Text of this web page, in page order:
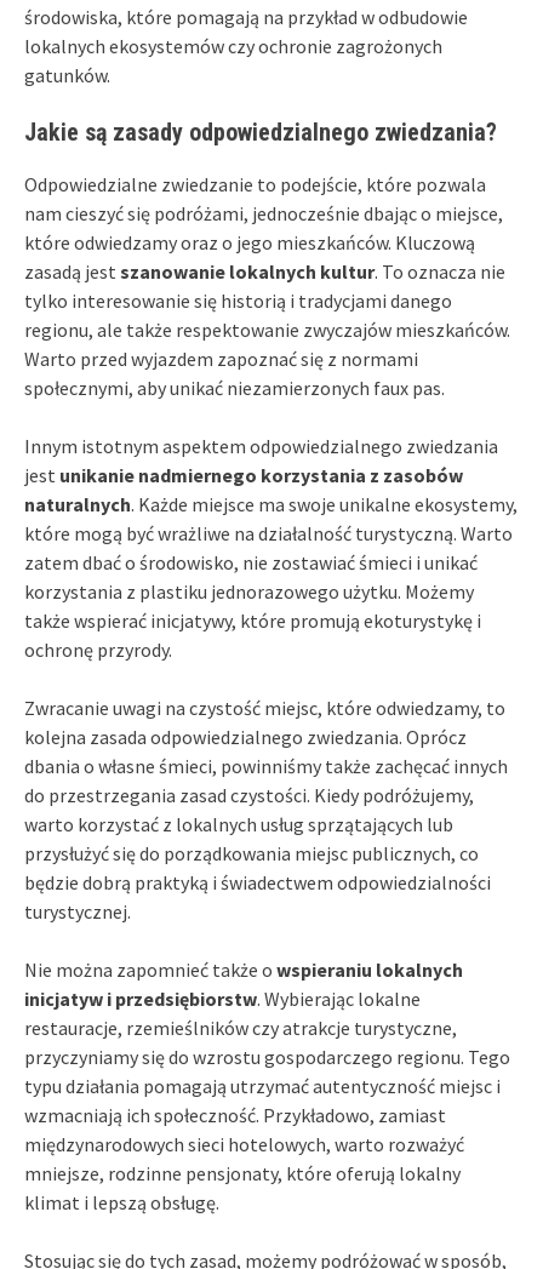
środowiska, które pomagają na przykład w odbudowie
lokalnych ekosystemów czy ochronie zagrożonych
gatunków.
Jakie są zasady odpowiedzialnego zwiedzania?
Odpowiedzialne zwiedzanie to podejście, które pozwala
nam cieszyć się podróżami, jednocześnie dbając o miejsce,
które odwiedzamy oraz o jego mieszkańców. Kluczową
zasadą jest szanowanie lokalnych kultur. To oznacza nie
tylko interesowanie się historią i tradycjami danego
regionu, ale także respektowanie zwyczajów mieszkańców.
Warto przed wyjazdem zapoznać się z normami
społecznymi, aby unikać niezamierzonych faux pas.
Innym istotnym aspektem odpowiedzialnego zwiedzania
jest unikanie nadmiernego korzystania z zasobów
naturalnych. Każde miejsce ma swoje unikalne ekosystemy,
które mogą być wrażliwe na działalność turystyczną. Warto
zatem dbać o środowisko, nie zostawiać śmieci i unikać
korzystania z plastiku jednorazowego użytku. Możemy
także wspierać inicjatywy, które promują ekoturystykę i
ochronę przyrody.
Zwracanie uwagi na czystość miejsc, które odwiedzamy, to
kolejna zasada odpowiedzialnego zwiedzania. Oprócz
dbania o własne śmieci, powinniśmy także zachęcać innych
do przestrzegania zasad czystości. Kiedy podróżujemy,
warto korzystać z lokalnych usług sprzątających lub
przysłużyć się do porządkowania miejsc publicznych, co
będzie dobrą praktyką i świadectwem odpowiedzialności
turystycznej.
Nie można zapomnieć także o wspieraniu lokalnych
inicjatyw i przedsiębiorstw. Wybierając lokalne
restauracje, rzemieślników czy atrakcje turystyczne,
przyczyniamy się do wzrostu gospodarczego regionu. Tego
typu działania pomagają utrzymać autentyczność miejsc i
wzmacniają ich społeczność. Przykładowo, zamiast
międzynarodowych sieci hotelowych, warto rozważyć
mniejsze, rodzinne pensjonaty, które oferują lokalny
klimat i lepszą obsługę.
Stosując się do tych zasad, możemy podróżować w sposób,